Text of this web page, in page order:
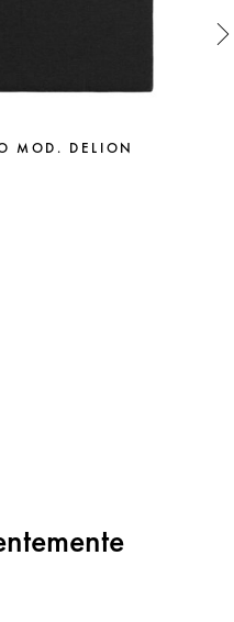
MOD. DELION